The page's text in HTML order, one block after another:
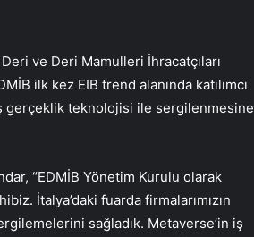
ve Deri Mamulleri İhracatçıları
ilk kez EIB trend alanında katılımcı
gerçeklik teknolojisi ile sergilenmesine
“EDMİB Yönetim Kurulu olarak
İtalya’daki fuarda firmalarımızın
sağladık. Metaverse’in iş